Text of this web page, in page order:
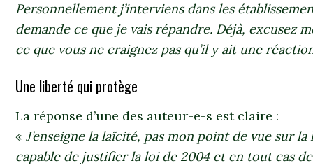
Personnellement j’interviens dans les
demande ce que je vais répandre. Déjà, excusez
ce que vous ne craignez pas qu’il y ait une
Une liberté qui protège
La réponse d’une des auteur-e-s est claire :
«J’enseigne la laïcité, pas mon point de vue sur
capable de justifier la loi de 2004 et en tout cas